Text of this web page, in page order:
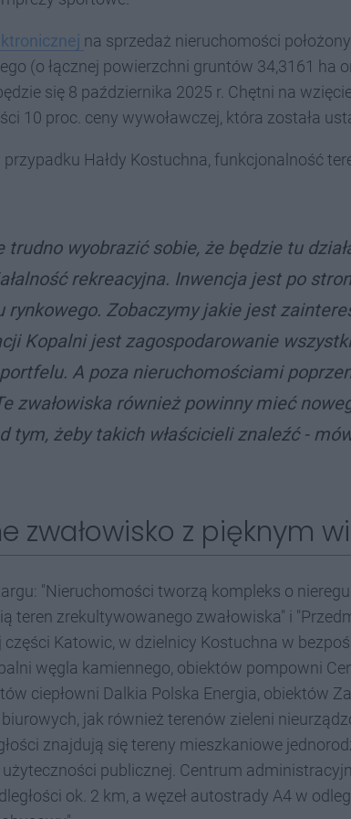
na sprzedaż nieruchomości
(o łącznej powierzchni gruntów 34,3161 ha
się 8 października 2025 r. Chętni na
10 proc. ceny wywoławczej, która została
przypadku Hałdy Kostuchna, funkcjonalność
trudno wyobrazić sobie, że będzie tu
rekreacyjna. Inwencja jest po
rynkowego. Zobaczymy jakie jest
Kopalni jest zagospodarowanie
A poza nieruchomościami
zwałowiska również powinny mieć
tym, żeby takich właścicieli znaleźć -
zwałowisko z pięknym
"Nieruchomości tworzą kompleks o
teren zrekultywowanego zwałowiska" i
części Katowic, w dzielnicy Kostuchna w
węgla kamiennego, obiektów pompowni
ciepłowni Dalkia Polska Energia, obiektów
jak również terenów zieleni
znajdują się tereny mieszkaniowe
publicznej. Centrum
ok. 2 km, a węzeł autostrady A4 w